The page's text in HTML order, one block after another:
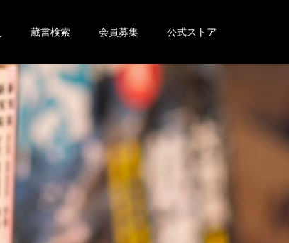
蔵書検索 会員募集 公式ストア